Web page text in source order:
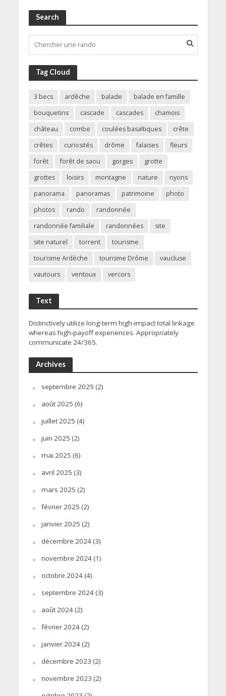
Search
Tag Cloud
3 becs ardêche balade
balade en famille
bouquetins
cascade cascades
chamois
château
combe coulées basaltiques
crête
crêtes
curiosités drôme falaises
fleurs
forêt
forêt de saou gorges
grotte
grottes
loisirs montagne nature
nyons
panorama
panoramas patrimoine
photo
photos
rando
randonnée
randonnée familiale
randonnées
site
site naturel
torrent
tourisme
tourisme Ardèche
tourisme Drôme
vaucluse
vautours
ventoux vercors
Text
Distinctively utilize long-term high-impact total linkage
whereas high-payoff experiences. Appropriately
communicate 24/365.
Archives
septembre 2025 (2)
août 2025 (6)
juillet 2025 (4)
juin 2025 (2)
mai 2025 (6)
avril 2025 (3)
mars 2025 (2)
février 2025 (2)
janvier 2025 (2)
décembre 2024(3)
novembre 2024(1)
octobre 2024(4)
septembre 2024(3)
août 2024(2)
février 2024(2)
janvier 2024(2)
décembre 2023 (2)
novembre 2023 (2)